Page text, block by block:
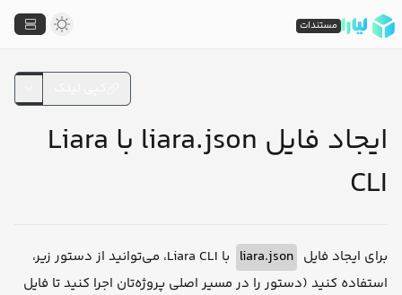
ایجاد فایل liara.json با Liara
CLI
برای ایجاد فایل liara.json
با Liara CLI، می‌توانید از دستور زیر،
استفاده کنید (دستور را در مسیر اصلی پروژه‌تان اجرا کنید تا فایل
مستندات